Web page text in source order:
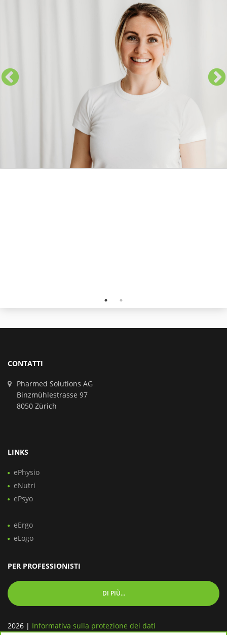
CONTATTI
Pharmed Solutions AG
Binzmühlestrasse 97
8050 Zürich
LINKS
ePhysio
eNutri
ePsyo
eErgo
eLogo
PER PROFESSIONISTI
DI PIÙ...
2026 | Informativa sulla protezione dei dati